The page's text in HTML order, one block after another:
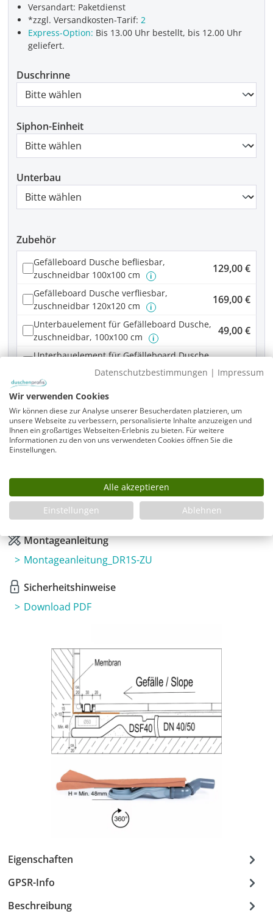
Versandart: Paketdienst
*zzgl. Versandkosten-Tarif:2
Express-Option: Bis 13.00 Uhr bestellt, bis 12.00 Uhr
geliefert.
Duschrinne
Siphon-Einheit
Unterbau
Zubehör
Gefälleboard Dusche befliesbar,
zuschneidbar 100x100 cm
i
129,00 €
Gefälleboard Dusche verfliesbar,
zuschneidbar 120x120 cm
i
169,00 €
Unterbauelement für Gefälleboard Dusche,
zuschneidbar, 100x100 cm
i
49,00 €
Unterbauelement für Gefälleboard Dusche,
zuschneidbar, 120x120 cm
i
Produkt Anzahl: Gib den gewünschten
In den Warenkorb
Fragen zum Artikel
Planungshilfe
3 Jahre Garantie & Ersatzteilservice
Montageanleitung
Montageanleitung_DR1S-ZU
Sicherheitshinweise
Download PDF
Eigenschaften
GPSR-Info
Beschreibung
Datenschutzbestimmungen | Impressum
Wir verwenden Cookies
Wir können diese zur Analyse unserer Besucherdaten platzieren, um
unsere Webseite zu verbessern, personalisierte Inhalte anzuzeigen und
Ihnen ein großartiges Webseiten-Erlebnis zu bieten. Für weitere
Informationen zu den von uns verwendeten Cookies öffnen Sie die
Einstellungen.
Alle akzeptieren
Einstellungen
Ablehnen